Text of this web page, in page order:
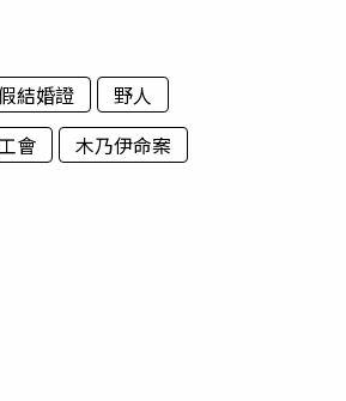
結婚證
野人
會 木乃伊命案